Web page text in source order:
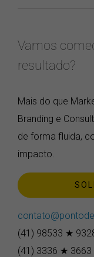
Vamos
resultado?
Mais do que
Branding e
de forma fluida,
impacto.
(41) 98533 ★
(41) 3336 ★ 3663